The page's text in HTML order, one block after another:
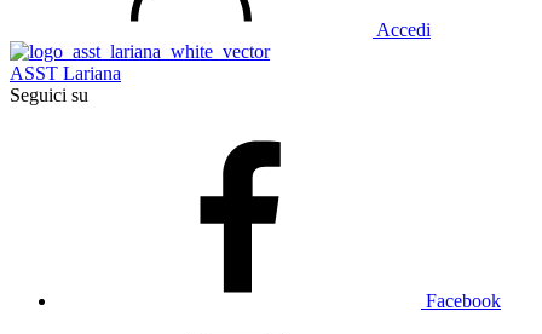
Accedi
ASST Lariana
Seguici su
Facebook